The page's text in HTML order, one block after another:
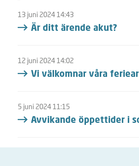
13 juni 2024 14:43
Är ditt ärende akut?
12 juni 2024 14:02
Vi välkomnar våra
5 juni 2024 11:15
Avvikande öppettider i